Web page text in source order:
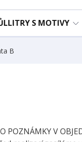
S MOTIVY
B
POZNÁMKY V